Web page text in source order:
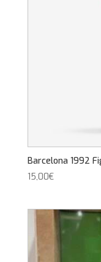
Barcelona 1992
15,00€